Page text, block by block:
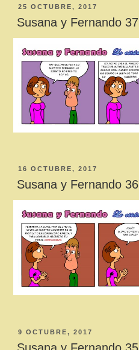
PUBLICADO
EL
25 OCTUBRE, 2017
Susana y Fernando 37
PUBLICADO
EL
16 OCTUBRE, 2017
Susana y Fernando 36
PUBLICADO
EL
9 OCTUBRE, 2017